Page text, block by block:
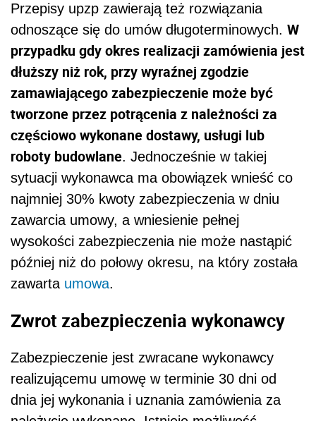
Przepisy upzp zawierają też rozwiązania
odnoszące się do umów długoterminowych. W
przypadku gdy okres realizacji zamówienia jest
dłuższy niż rok, przy wyraźnej zgodzie
zamawiającego zabezpieczenie może być
tworzone przez potrącenia z należności za
częściowo wykonane dostawy, usługi lub
roboty budowlane. Jednocześnie w takiej
sytuacji wykonawca ma obowiązek wnieść co
najmniej 30% kwoty zabezpieczenia w dniu
zawarcia umowy, a wniesienie pełnej
wysokości zabezpieczenia nie może nastąpić
później niż do połowy okresu, na który została
zawarta umowa.
Zwrot zabezpieczenia wykonawcy
Zabezpieczenie jest zwracane wykonawcy
realizującemu umowę w terminie 30 dni od
dnia jej wykonania i uznania zamówienia za